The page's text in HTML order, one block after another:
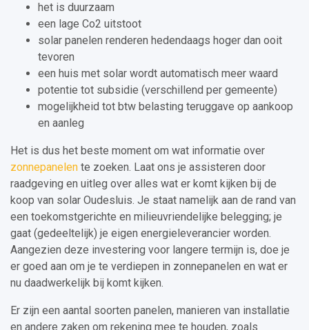
het is duurzaam
een lage Co2 uitstoot
solar panelen renderen hedendaags hoger dan ooit
tevoren
een huis met solar wordt automatisch meer waard
potentie tot subsidie (verschillend per gemeente)
mogelijkheid tot btw belasting teruggave op aankoop
en aanleg
Het is dus het beste moment om wat informatie over
zonnepanelen te zoeken. Laat ons je assisteren door
raadgeving en uitleg over alles wat er komt kijken bij de
koop van solar Oudesluis. Je staat namelijk aan de rand van
een toekomstgerichte en milieuvriendelijke belegging; je
gaat (gedeeltelijk) je eigen energieleverancier worden.
Aangezien deze investering voor langere termijn is, doe je
er goed aan om je te verdiepen in zonnepanelen en wat er
nu daadwerkelijk bij komt kijken.
Er zijn een aantal soorten panelen, manieren van installatie
en andere zaken om rekening mee te houden, zoals